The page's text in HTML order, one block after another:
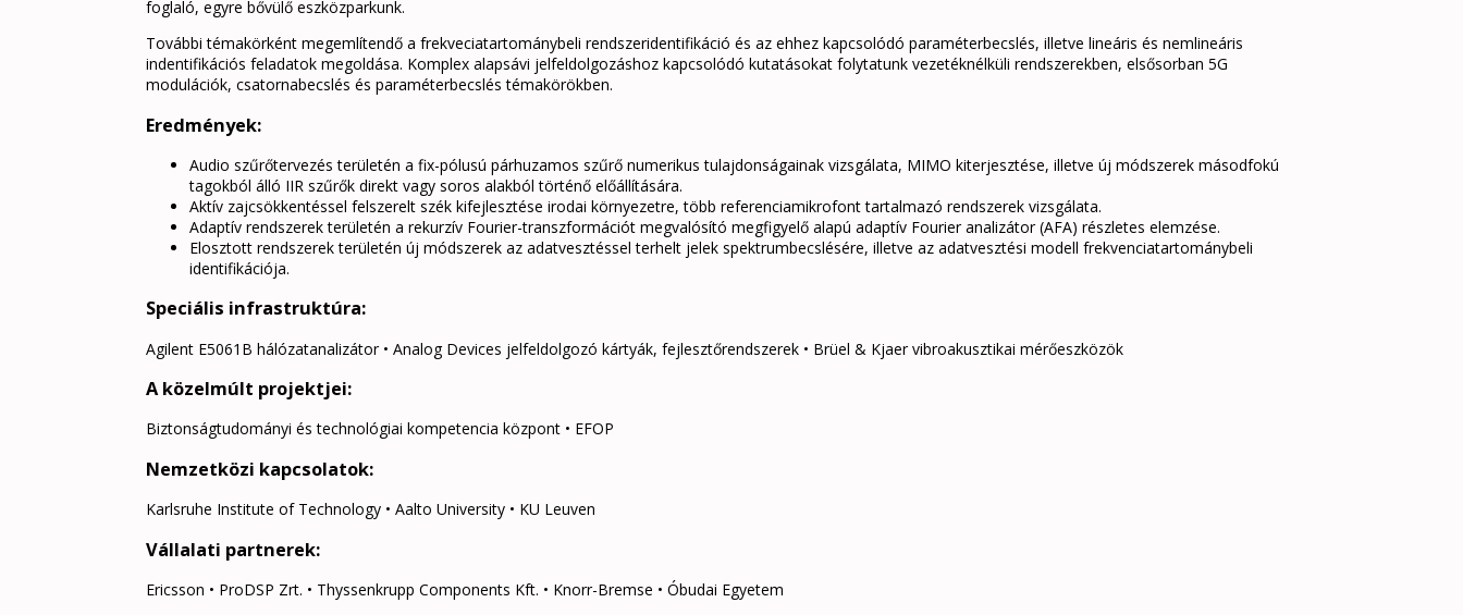
foglaló, egyre bővülő eszközparkunk.
További témakörként megemlítendő a frekveciatartománybeli rendszeridentifikáció és az ehhez kapcsolódó paraméterbecslés, illetve lineáris és nemlineáris
indentifikációs feladatok megoldása. Komplex alapsávi jelfeldolgozáshoz kapcsolódó kutatásokat folytatunk vezetéknélküli rendszerekben, elsősorban 5G
modulációk, csatornabecslés és paraméterbecslés témakörökben.
Eredmények:
Audio szűrőtervezés területén a fix-pólusú párhuzamos szűrő numerikus tulajdonságainak vizsgálata, MIMO kiterjesztése, illetve új módszerek másodfokú
tagokból álló IIR szűrők direkt vagy soros alakból történő előállítására.
Aktív zajcsökkentéssel felszerelt szék kifejlesztése irodai környezetre, több referenciamikrofont tartalmazó rendszerek vizsgálata.
Adaptív rendszerek területén a rekurzív Fourier-transzformációt megvalósító megfigyelő alapú adaptív Fourier analizátor (AFA) részletes elemzése.
Elosztott rendszerek területén új módszerek az adatvesztéssel terhelt jelek spektrumbecslésére, illetve az adatvesztési modell frekvenciatartománybeli
identifikációja.
Speciális infrastruktúra:
Agilent E5061B hálózatanalizátor • Analog Devices jelfeldolgozó kártyák, fejlesztőrendszerek • Brüel & Kjaer vibroakusztikai mérőeszközök
A közelmúlt projektjei:
Biztonságtudományi és technológiai kompetencia központ • EFOP
Nemzetközi kapcsolatok:
Karlsruhe Institute of Technology • Aalto University • KU Leuven
Vállalati partnerek:
Ericsson • ProDSP Zrt. • Thyssenkrupp Components Kft. • Knorr-Bremse • Óbudai Egyetem